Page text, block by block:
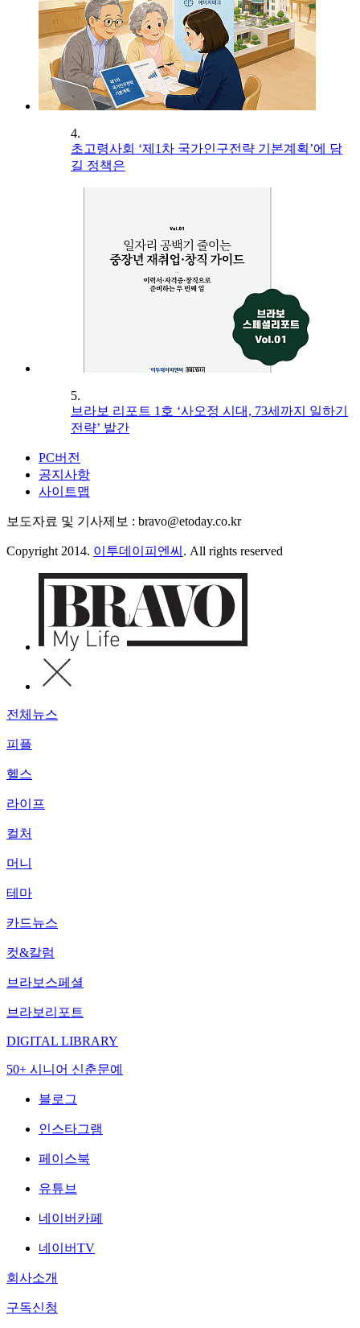
4.
초고령사회 ‘제1차 국가인구전략 기본계획’에 담
길 정책은
5.
브라보 리포트 1호 ‘사오정 시대, 73세까지 일하기
전략’ 발간
PC버전
공지사항
사이트맵
보도자료 및 기사제보 : bravo@etoday.co.kr
Copyright 2014. 이투데이피엔씨 . All rights reserved
전체뉴스
피플
헬스
라이프
컬처
머니
테마
카드뉴스
컷&칼럼
브라보스페셜
브라보리포트
DIGITAL LIBRARY
50+ 시니어 신춘문예
블로그
인스타그램
페이스북
유튜브
네이버카페
네이버TV
회사소개
구독신청